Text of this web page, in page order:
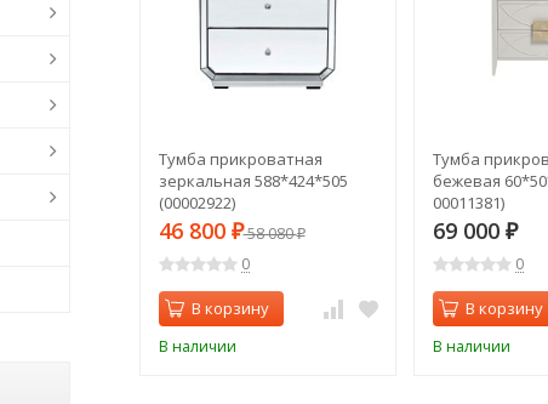
Тумба прикроватная
зеркальная 588*424*505
(00002922)
46 800 ₽58 080₽
0
В корзину
В наличии
Тумба
бежевая
00011381)
69 000₽
0
В корзину
В наличии